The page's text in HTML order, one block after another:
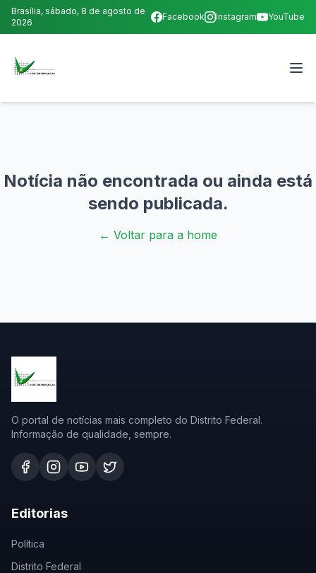
Brasília, sábado, 8 de agosto de
2026
Facebook Instagram YouTube
Notícia não encontrada ou ainda está
sendo publicada.
← Voltar para a home
O portal de notícias mais completo do Distrito Federal.
Informação de qualidade, sempre.
Editorias
Política
Distrito Federal